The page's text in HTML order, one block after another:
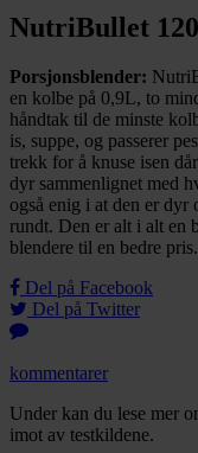
NutriBullet
Porsjonsblender:
en kolbe på 0,9L, to
håndtak til de minste
is, suppe, og passerer
trekk for å knuse isen
dyr sammenlignet med
også enig i at den er dyr
rundt. Den er alt i alt en
blendere til en bedre pris.
Del på Facebook
Del på Twitter
kommentarer
Under kan du lese mer
imot av testkildene.